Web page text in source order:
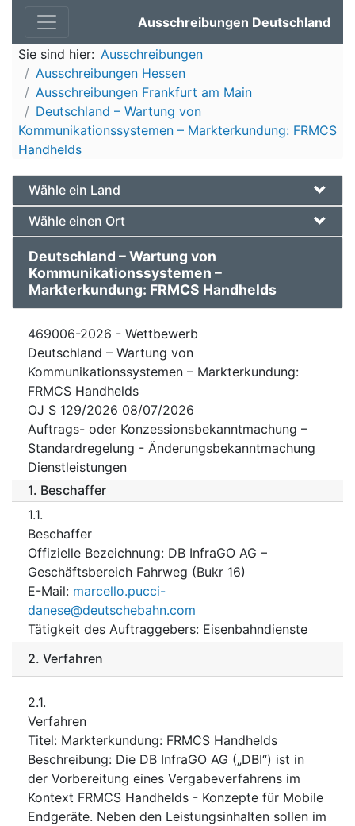
Ausschreibungen Deutschland
Sie sind hier: Ausschreibungen
Ausschreibungen Hessen
Ausschreibungen Frankfurt am Main
Deutschland – Wartung von
Kommunikationssystemen – Markterkundung: FRMCS
Handhelds
Wähle ein Land
Wähle einen Ort
Deutschland – Wartung von
Kommunikationssystemen –
Markterkundung: FRMCS Handhelds
469006-2026 - Wettbewerb
Deutschland – Wartung von
Kommunikationssystemen – Markterkundung:
FRMCS Handhelds
OJ S 129/2026 08/07/2026
Auftrags- oder Konzessionsbekanntmachung –
Standardregelung - Änderungsbekanntmachung
Dienstleistungen
1. Beschaffer
1.1.
Beschaffer
Offizielle Bezeichnung: DB InfraGO AG –
Geschäftsbereich Fahrweg (Bukr 16)
E-Mail: marcello.pucci-
danese@deutschebahn.com
Tätigkeit des Auftraggebers: Eisenbahndienste
2. Verfahren
2.1.
Verfahren
Titel: Markterkundung: FRMCS Handhelds
Beschreibung: Die DB InfraGO AG („DBI“) ist in
der Vorbereitung eines Vergabeverfahrens im
Kontext FRMCS Handhelds - Konzepte für Mobile
Endgeräte. Neben den Leistungsinhalten sollen im